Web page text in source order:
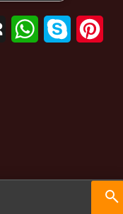
MySpaceWhatsAppSkype